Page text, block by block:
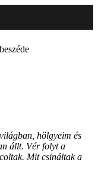
hölgyeim és
állt. Vér folyt a
Mit csináltak a